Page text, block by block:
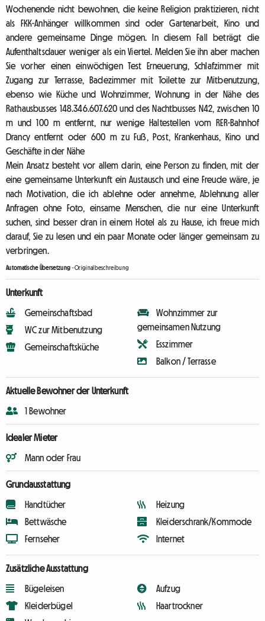
Wochenende nicht bewohnen, die keine Religion praktizieren, nicht
als FKK-Anhänger willkommen sind oder Gartenarbeit, Kino und
andere gemeinsame Dinge mögen. In diesem Fall beträgt die
Aufenthaltsdauer weniger als ein Viertel. Melden Sie ihn aber machen
Sie vorher einen einwöchigen Test Erneuerung, Schlafzimmer mit
Zugang zur Terrasse, Badezimmer mit Toilette zur Mitbenutzung,
ebenso wie Küche und Wohnzimmer, Wohnung in der Nähe des
Rathausbusses 148.346.607.620 und des Nachtbusses N42, zwischen 10
m und 100 m entfernt, nur wenige Haltestellen vom RER-Bahnhof
Drancy entfernt oder 600 m zu Fuß, Post, Krankenhaus, Kino und
Geschäfte in der Nähe
Mein Ansatz besteht vor allem darin, eine Person zu finden, mit der
eine gemeinsame Unterkunft ein Austausch und eine Freude wäre, je
nach Motivation, die ich ablehne oder annehme, Ablehnung aller
Anfragen ohne Foto, einsame Menschen, die nur eine Unterkunft
suchen, sind besser dran in einem Hotel als zu Hause, ich freue mich
darauf, Sie zu lesen und ein paar Monate oder länger gemeinsam zu
verbringen.
Automatische Übersetzung -Originalbeschreibung
Unterkunft
Gemeinschaftsbad
WC zur Mitbenutzung
Gemeinschaftsküche
Wohnzimmer zur
gemeinsamen Nutzung
Esszimmer
Balkon / Terrasse
Aktuelle Bewohner der Unterkunft
1 Bewohner
Idealer Mieter
Mann oder Frau
Grundausstattung
Handtücher
Bettwäsche
Fernseher
Heizung
Kleiderschrank/Kommode
Internet
Zusätzliche Ausstattung
Bügeleisen
Kleiderbügel
Aufzug
Haartrockner